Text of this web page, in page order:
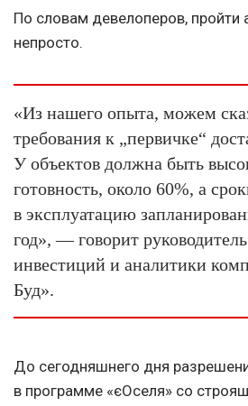
По словам девелоперов, пройти
непросто.
«Из нашего опыта, можем
требования к „первичке“
У объектов должна быть
готовность, около 60%, а
в эксплуатацию
год», — говорит
инвестиций и аналитики
Буд».
До сегодняшнего дня
в программе «єОселя» со